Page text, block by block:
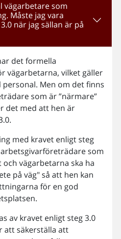
vägarbetare som
Måste jag vara
när jag sällan är på
det formella
vägarbetarna, vilket gäller
Men om det finns
som är ”närmare”
det med att hen är
med kravet enligt steg
som
vägarbetarna ska ha
på väg" så att hen kan
för en god
av kravet enligt steg 3.0
att säkerställa att